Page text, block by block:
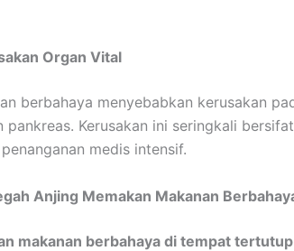
Organ Vital
berbahaya menyebabkan kerusakan
pankreas. Kerusakan ini seringkali
medis intensif.
Anjing Memakan Makanan
makanan berbahaya di tempat